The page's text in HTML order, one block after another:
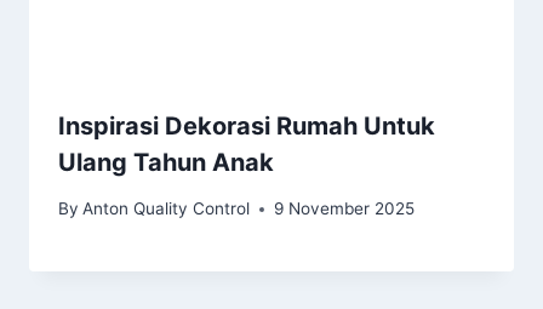
Inspirasi Dekorasi Rumah Untuk
Ulang Tahun Anak
By Anton Quality Control 9 November 2025